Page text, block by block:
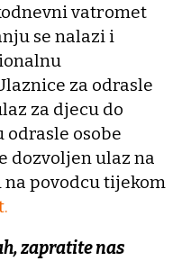
vatromet
se nalazi i
za odrasle
za djecu do
odrasle osobe
dozvoljen ulaz na
povodcu tijekom
zapratite nas